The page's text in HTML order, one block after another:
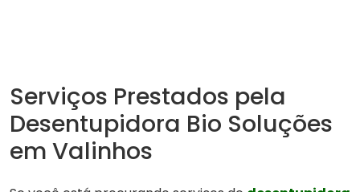
Serviços Prestados pela
Desentupidora Bio Soluções
em Valinhos